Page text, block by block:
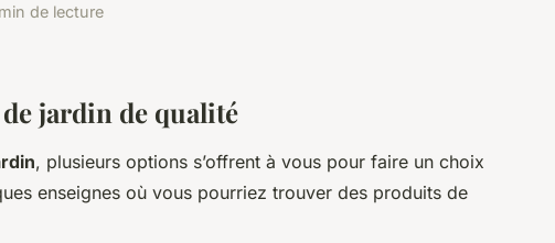
de lecture
jardin de qualité
, plusieurs options s’offrent à vous pour faire un choix
enseignes où vous pourriez trouver des produits de